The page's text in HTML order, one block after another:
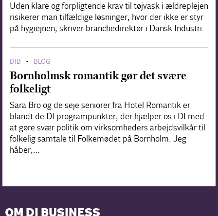
Uden klare og forpligtende krav til tøjvask i ældreplejen
risikerer man tilfældige løsninger, hvor der ikke er styr
på hygiejnen, skriver branchedirektør i Dansk Industri.
DIB • BLOG
Bornholmsk romantik gør det svære
folkeligt
Sara Bro og de seje seniorer fra Hotel Romantik er
blandt de DI programpunkter, der hjælper os i DI med
at gøre svær politik om virksomheders arbejdsvilkår til
folkelig samtale til Folkemødet på Bornholm. Jeg
håber,…